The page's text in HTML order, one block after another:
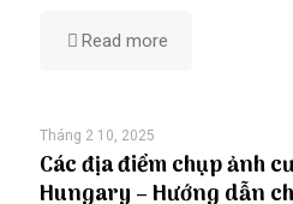
Read more
Tháng 2 10, 2025
Các địa điểm chụp ảnh
Hungary – Hướng dẫn